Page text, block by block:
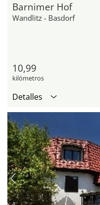
Barnimer Hof
Wandlitz - Basdorf
10,99
kilómetros
Detalles